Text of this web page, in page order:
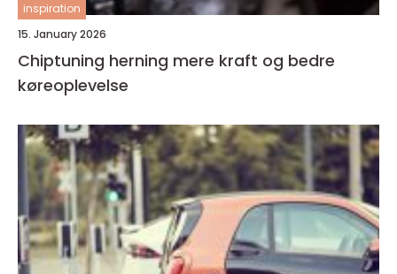
inspiration
15. January 2026
Chiptuning herning mere kraft og bedre
køreoplevelse